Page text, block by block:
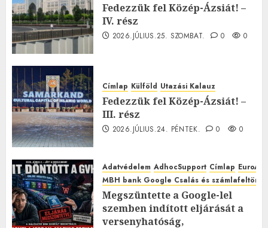
Fedezzük fel Közép-Ázsiát! –
IV. rész
2026.JÚLIUS.25. SZOMBAT. 0 0
Címlap Külföld Utazási Kalauz
Fedezzük fel Közép-Ázsiát! –
III. rész
2026.JÚLIUS.24. PÉNTEK. 0 0
Adatvédelem AdhocSupport Címlap
MBH bank Google Csalás és
Megszüntette a Google-lel
szemben indított eljárását a
versenyhatóság,